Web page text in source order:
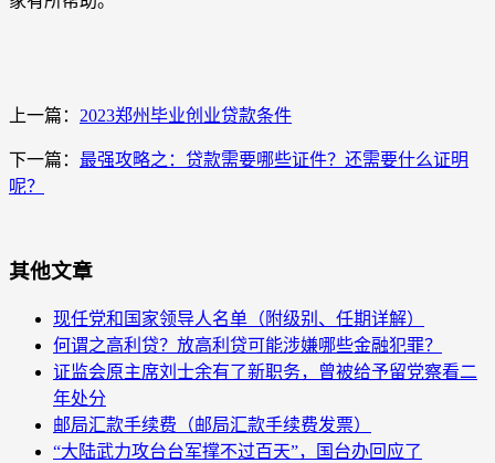
上一篇： 2023郑州毕业创业贷款条件
下一篇： 最强攻略之：贷款需要哪些证件？还需要什么证明
呢？
其他文章
现任党和国家领导人名单（附级别、任期详解）
何谓之高利贷？放高利贷可能涉嫌哪些金融犯罪？
证监会原主席刘士余有了新职务，曾被给予留党察看二
年处分
邮局汇款手续费（邮局汇款手续费发票）
“大陆武力攻台台军撑不过百天”，国台办回应了